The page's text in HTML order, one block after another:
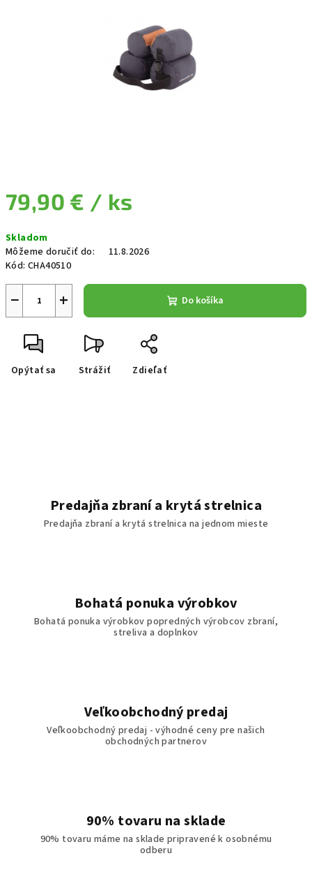
79,90 € / ks
Skladom
Môžeme doručiť do:
11.8.2026
Kód: CHA40510
+
− Do košíka
Opýtať sa Strážiť Zdieľať
Predajňa zbraní a krytá strelnica
Predajňa zbraní a krytá strelnica na jednom mieste
Bohatá ponuka výrobkov
Bohatá ponuka výrobkov popredných výrobcov zbraní,
streliva a doplnkov
Veľkoobchodný predaj
Veľkoobchodný predaj - výhodné ceny pre našich
obchodných partnerov
90% tovaru na sklade
90% tovaru máme na sklade pripravené k osobnému
odberu